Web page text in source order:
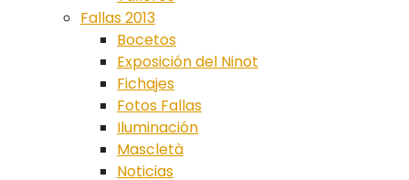
Fallas 2013
Bocetos
Exposición del Ninot
Fichajes
Fotos Fallas
Iluminación
Mascletà
Noticias